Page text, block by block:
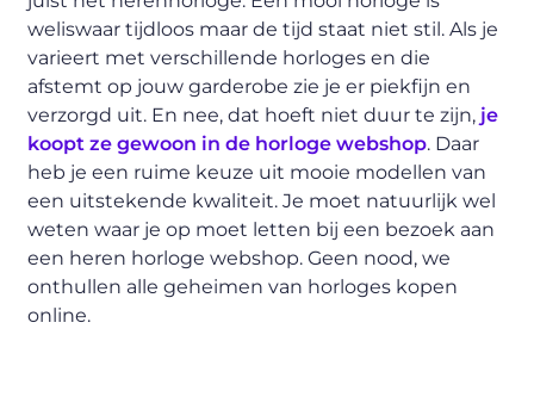
weliswaar tijdloos maar de tijd staat niet stil. Als je
varieert met verschillende horloges en die
afstemt op jouw garderobe zie je er piekfijn en
verzorgd uit. En nee, dat hoeft niet duur te zijn, je
koopt ze gewoon in de horloge webshop. Daar
heb je een ruime keuze uit mooie modellen van
een uitstekende kwaliteit. Je moet natuurlijk wel
weten waar je op moet letten bij een bezoek aan
een heren horloge webshop. Geen nood, we
onthullen alle geheimen van horloges kopen
online.